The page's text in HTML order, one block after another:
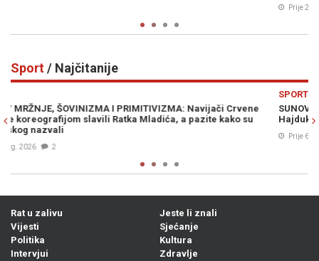
Sport/ Najčitanije
SUNOVRAT NA TRAVNJAKU I NA TRIBINAMA: O transparentu na
Hajdukovom stadionu još će se dugo govoriti...
Rat u zalivu
Vijesti
Politika
Intervjui
Jeste li znali
Sjećanje
Kultura
Zdravlje